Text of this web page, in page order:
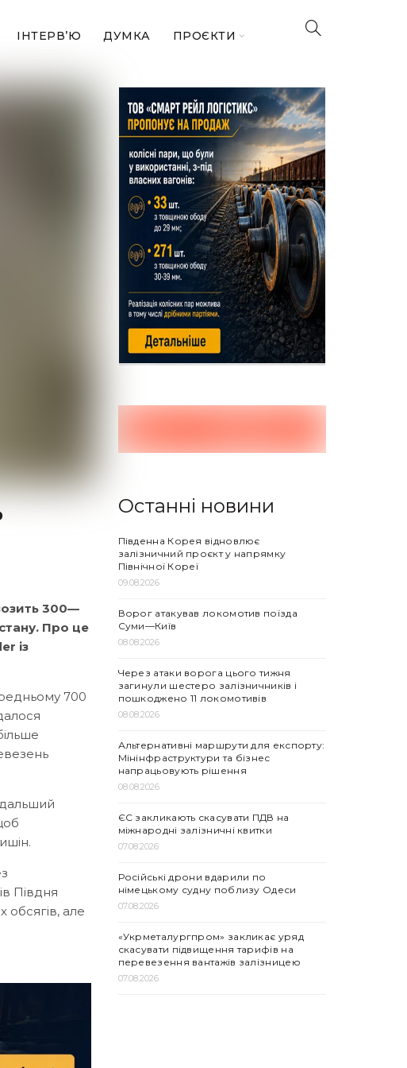
ІНТЕРВ’Ю ДУМКА ПРОЄКТИ
300—
Про це
із
700
Півдня
обсягів, але
Останні новини
Південна Корея відновлює
залізничний проєкт у напрямку
Північної Кореї
09.08.2026
Ворог атакував локомотив поїзда
Суми—Київ
08.08.2026
Через атаки ворога цього тижня
загинули шестеро залізничників і
пошкоджено 11 локомотивів
08.08.2026
Альтернативні маршрути для експорту:
Мінінфраструктури та бізнес
напрацьовують рішення
08.08.2026
ЄС закликають скасувати ПДВ на
міжнародні залізничні квитки
07.08.2026
Російські дрони вдарили по
німецькому судну поблизу Одеси
07.08.2026
«Укрметалургпром» закликає уряд
скасувати підвищення тарифів на
перевезення вантажів залізницею
07.08.2026